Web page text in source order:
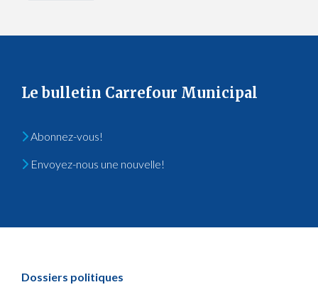
Le bulletin Carrefour Municipal
Abonnez-vous!
Envoyez-nous une nouvelle!
Dossiers politiques